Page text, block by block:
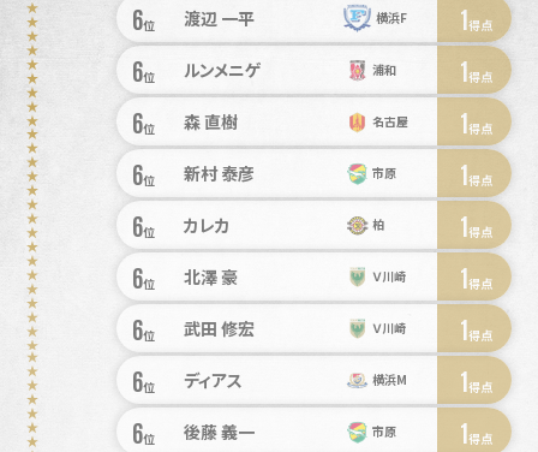
6位 渡辺 一平 横浜F 1得点
6位 ルンメニゲ 浦和 1得点
6位 森 直樹 名古屋 1得点
6位 新村 泰彦 市原 1得点
6位 カレカ 柏 1得点
6位 北澤 豪 Ｖ川崎 1得点
6位 武田 修宏 Ｖ川崎 1得点
6位 ディアス 横浜M 1得点
6位 後藤 義一 市原 1得点